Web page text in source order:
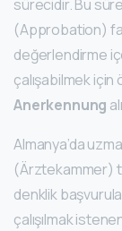
sürecidir. Bu
(Approbation)
değerlendirme
çalışabilmek
Anerkennung
Almanya’da
(Ärztekammer)
denklik
çalışılmak